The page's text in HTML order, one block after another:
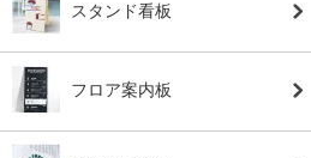
スタンド看板
フロア案内板